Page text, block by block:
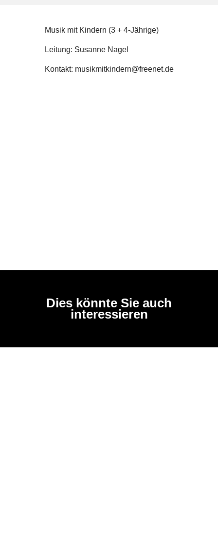
Musik mit Kindern (3 + 4-Jährige)
Leitung: Susanne Nagel
Kontakt: musikmitkindern@freenet.de
Dies könnte Sie auch
interessieren